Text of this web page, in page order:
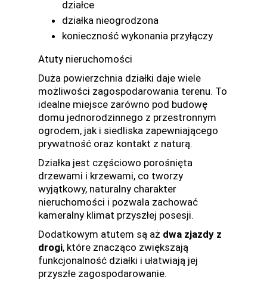
działce
działka nieogrodzona
konieczność wykonania przyłączy
Atuty nieruchomości
Duża powierzchnia działki daje wiele
możliwości zagospodarowania terenu. To
idealne miejsce zarówno pod budowę
domu jednorodzinnego z przestronnym
ogrodem, jak i siedliska zapewniającego
prywatność oraz kontakt z naturą.
Działka jest częściowo porośnięta
drzewami i krzewami, co tworzy
wyjątkowy, naturalny charakter
nieruchomości i pozwala zachować
kameralny klimat przyszłej posesji.
Dodatkowym atutem są aż dwa zjazdy z
drogi, które znacząco zwiększają
funkcjonalność działki i ułatwiają jej
przyszłe zagospodarowanie.